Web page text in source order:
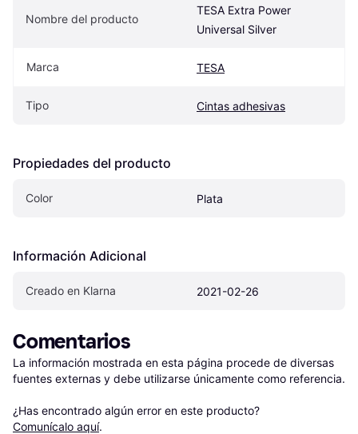
Nombre del producto
TESA Extra Power
Universal Silver
Marca TESA
Tipo Cintas adhesivas
Propiedades del producto
Color Plata
Información Adicional
Creado en Klarna 2021-02-26
Comentarios
La información mostrada en esta página procede de diversas
fuentes externas y debe utilizarse únicamente como referencia.
¿Has encontrado algún error en este producto?
Comunícalo aquí.